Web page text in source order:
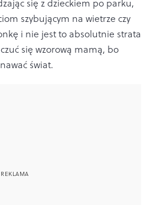
się z dzieckiem po parku,
szybującym na wietrze czy
i nie jest to absolutnie strata
się wzorową mamą, bo
świat.